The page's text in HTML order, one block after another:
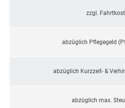
zzgl.
abzüglich Pflegegeld
abzüglich Kurzzeit- &
abzüglich max.